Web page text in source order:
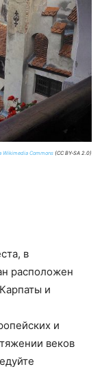
Wikimedia Commons (CC BY-SA 2.0)
в
расположен
и
и
веков